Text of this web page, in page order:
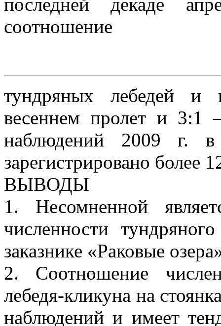
соотношение
тундряных лебедей и
весеннем пролет и 3:1
наблюдений 2009 г.
зарегистрировано более
ВЫВОДЫ
1. Несомненной
численности
заказнике «Раковые
2. Соотношение
лебедя-кликуна на
наблюдений и имеет